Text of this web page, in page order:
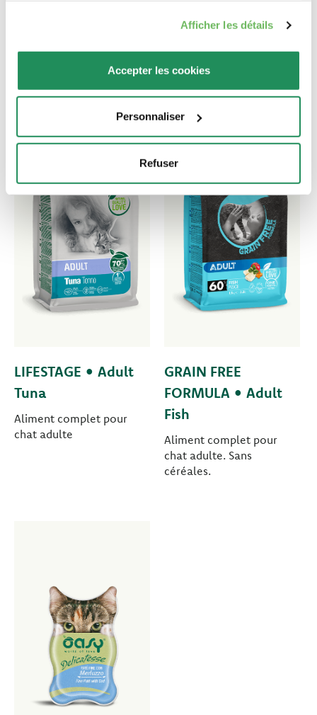
Afficher les détails
Accepter les cookies
Personnaliser
Refuser
Découvrez nos meilleurs produits pour votre
LIFESTAGE • Adult
Tuna
Aliment complet pour
chat adulte
GRAIN FREE
FORMULA • Adult
Fish
Aliment complet pour
chat adulte. Sans
céréales.